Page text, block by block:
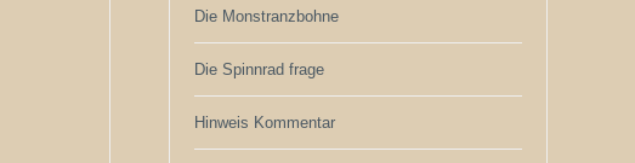
Die Monstranzbohne
Die Spinnrad frage
Hinweis Kommentar